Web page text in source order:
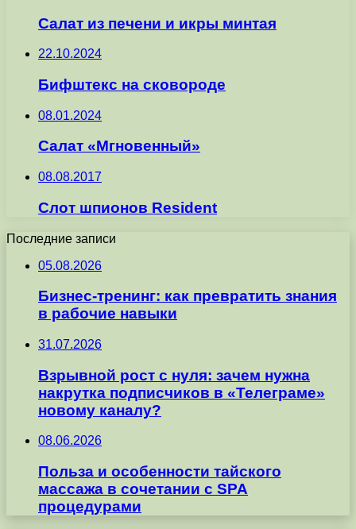
Салат из печени и икры минтая
22.10.2024
Бифштекс на сковороде
08.01.2024
Салат «Мгновенный»
08.08.2017
Слот шпионов Resident
Последние записи
05.08.2026
Бизнес-тренинг: как превратить знания
в рабочие навыки
31.07.2026
Взрывной рост с нуля: зачем нужна
накрутка подписчиков в «Телеграме»
новому каналу?
08.06.2026
Польза и особенности тайского
массажа в сочетании с SPA
процедурами